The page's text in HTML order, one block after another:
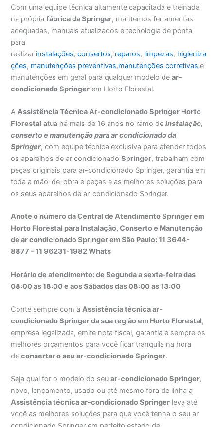
Com uma equipe técnica altamente capacitada e treinada
na própriafábrica da Springer, mantemos ferramentas
adequadas, manuais atualizados e tecnologia de ponta
para
realizar instalações,consertos, reparos, limpezas, higieniza
ções, manutenções preventivas,manutenções corretivas e
manutenções em geral para qualquer modelo dear-
condicionado Springer em Horto Florestal.
AAssistência Técnica Ar-condicionado Springer Horto
Florestal atua há mais de 16 anos no ramo deinstalação,
conserto e manutenção para ar condicionado da
Springer, com equipe técnica exclusiva para atender todos
os aparelhos de ar condicionadoSpringer, trabalham com
peças originais para ar-condicionado Springer, garantia em
toda a mão-de-obra e peças e as melhores soluções para
os seus aparelhos de ar-condicionado Springer.
Anote o número da Central de Atendimento Springer em
Horto Florestal para Instalação, Conserto e Manutenção
de ar condicionado Springer em São Paulo: 11 3644-
8877 – 11 96231-1982 Whats
Horário de atendimento: de Segunda a sexta-feira das
08:00 as 18:00 e aos Sábados das 08:00 as 13:00
Conte sempre com aAssistência técnica ar-
condicionado Springer da sua região em Horto Florestal,
empresa legalizada, emite nota fiscal, garantia e sempre os
melhores orçamentos para você ficar tranquila na hora
deconsertar o seu ar-condicionado Springer.
Seja qual for o modelo do seuar-condicionado Springer,
novo, lançamento, usado ou até mesmo fora de linha a
Assistência técnica ar-condicionado Springer leva até
você as melhores soluções para que você tenha o seu ar